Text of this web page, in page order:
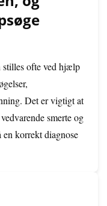
stilles ofte ved hjælp
Det er vigtigt at
smerte og
korrekt diagnose